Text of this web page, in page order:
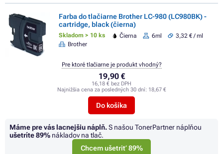
Farba do tlačiarne Brother LC-980 (LC980BK) -
cartridge, black (čierna)
Skladom > 10 ks Čierna 6ml
3,32 € / ml
Brother
19,90 €
16,18 € bez DPH
Najnižšia cena za posledných 30 dní: 18,67 €
Do košíka
Pre ktoré tlačiarne je produkt vhodný?
Máme pre vás lacnejšiu náplň.S našou TonerPartner náplňou
ušetríte89% nákladov na tlač.
Chcem ušetriť 89%